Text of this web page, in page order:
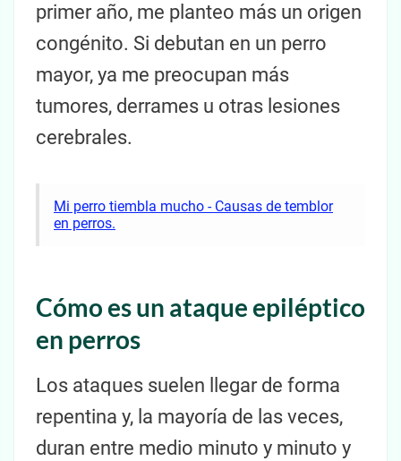
primer año, me planteo más un origen
congénito. Si debutan en un perro
mayor, ya me preocupan más
tumores, derrames u otras lesiones
cerebrales.
Mi perro tiembla mucho - Causas de temblor
en perros.
Cómo es un ataque epiléptico
en perros
Los ataques suelen llegar de forma
repentina y, la mayoría de las veces,
duran entre medio minuto y minuto y